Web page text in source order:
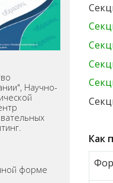
Научно-
форме
Как